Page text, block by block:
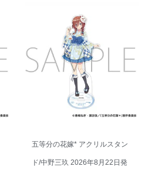
五等分の花嫁* アクリルスタン
ド/中野三玖 2026年8月22日発